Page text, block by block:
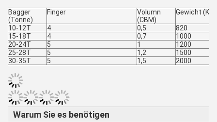
Bagger
(Tonne)
Finger
Volumn
(CBM)
Gewicht
10-12T 4 0,5
820
15-18T
4 0,7
1000
20-24T
5 1
1200
25-28T
5 1,2
1500
30-35T
5 1,5 2000
Warum Sie es benötigen